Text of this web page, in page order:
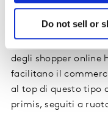
Do not sell or
Altrettanto
degli shopper online
facilitano il
al top di questo tipo
primis, seguiti a